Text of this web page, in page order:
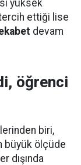
yüksek
ettiği lise
devam
öğrenci
biri,
büyük ölçüde
dışında